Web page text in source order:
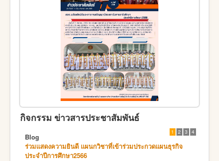
กิจกรรม ข่าวสารประชาสัมพันธ์
1 2 3 4
Blog
ร่วมแสดงความยินดี แผนกวิชาที่เข้าร่วมประกวดแผนธุรกิจ
ประจำปีการศึกษา2566